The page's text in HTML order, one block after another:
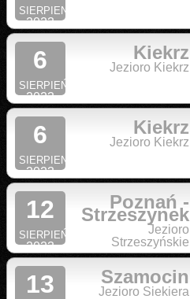
SIERPIEN
2023
6
SIERPIEŃ
2023
Kiekrz
Jezioro Kiekrz
6
SIERPIEN
2023
Kiekrz
Jezioro Kiekrz
12
SIERPIEŃ
2023
Poznań -
Strzeszynek
Jezioro
Strzeszyńskie
13 Szamocin
Jezioro Siekiera